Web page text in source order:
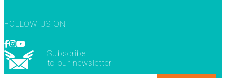
FOLLOW US ON
Subscribe
to our newsletter